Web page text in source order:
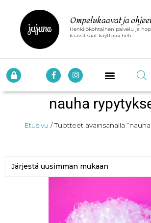
Ompelukaavat ja
Henkilökohtainen palvelu ja
kaavat saat käyttöösi heti
nauha
Etusivu / Tuotteet avainsanalla